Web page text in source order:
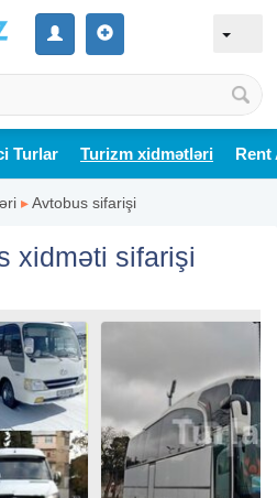
Turlar Turizm xidmətləri Rent
▸Avtobus sifarişi
xidməti sifarişi